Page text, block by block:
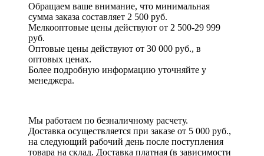
Обращаем ваше внимание, что минимальная
сумма заказа составляет 2 500 руб.
Мелкооптовые цены действуют от 2 500-29 999
руб.
Оптовые цены действуют от 30 000 руб., в
оптовых ценах.
Более подробную информацию уточняйте у
менеджера.
Мы работаем по безналичному расчету.
Доставка осуществляется при заказе от 5 000 руб.,
на следующий рабочий день после поступления
товара на склад. Доставка платная (в зависимости